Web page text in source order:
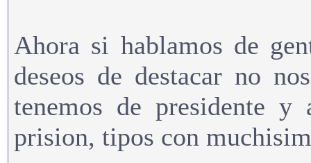
Ahora si hablamos de
deseos de destacar no
tenemos de presidente
prision, tipos con